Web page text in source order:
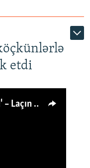
etdi
'Ya təklif olunan ev, ya status!' – Laçın köçkünü: 'Laçından başqa heç hara!'